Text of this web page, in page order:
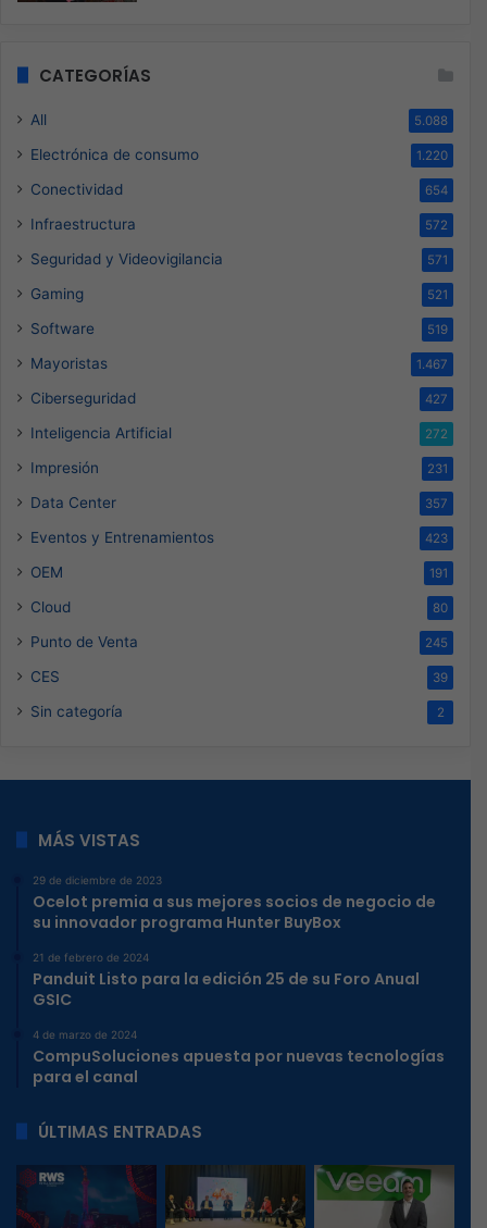
CATEGORÍAS
All 5.088
Electrónica de consumo 1.220
Conectividad 654
Infraestructura 572
Seguridad y Videovigilancia 571
Gaming 521
Software 519
Mayoristas 1.467
Ciberseguridad 427
Inteligencia Artificial 272
Impresión 231
Data Center 357
Eventos y Entrenamientos 423
OEM 191
Cloud 80
Punto de Venta 245
CES 39
Sin categoría 2
MÁS VISTAS
29 de diciembre de 2023
Ocelot premia a sus mejores socios de negocio de
su innovador programa Hunter BuyBox
21 de febrero de 2024
Panduit Listo para la edición 25 de su Foro Anual
GSIC
4 de marzo de 2024
CompuSoluciones apuesta por nuevas tecnologías
para el canal
ÚLTIMAS ENTRADAS